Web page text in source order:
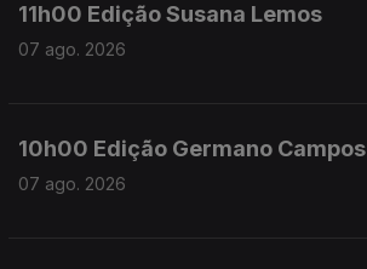
11h00 Edição Susana Lemos
07 ago. 2026
10h00 Edição Germano Campos
07 ago. 2026